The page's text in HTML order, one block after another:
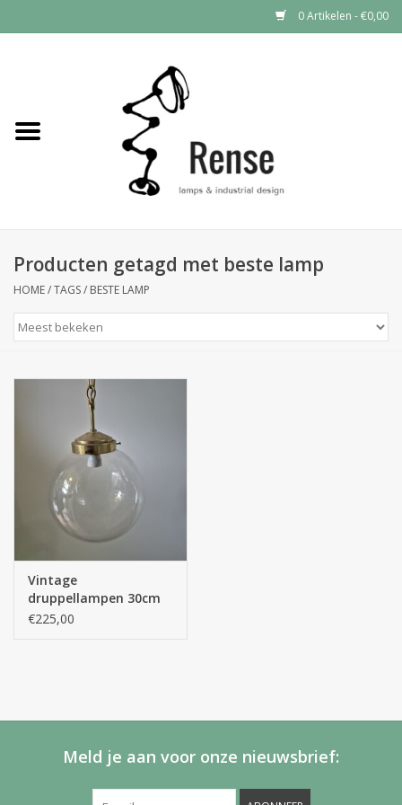
0 Artikelen - €0,00
Industrial lamps
Producten getagd met beste lamp
HOME/TAGS/ BESTE LAMP
Vintage
druppellampen 30cm
€225,00
Meld je aan voor onze nieuwsbrief: